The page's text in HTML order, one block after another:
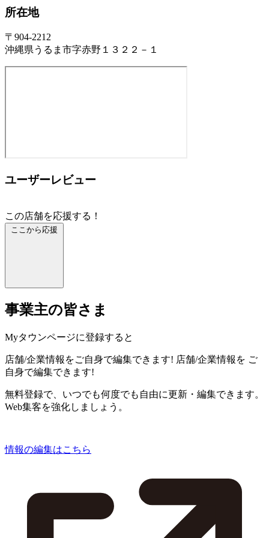
所在地
〒904-2212
沖縄県うるま市字赤野１３２２－１
ユーザーレビュー
この店舗を応援する！
ここから応援
事業主の皆さま
Myタウンページに登録すると
店舗/企業情報をご自身で編集できます! 店舗/企業情報を ご
自身で編集できます!
無料登録で、いつでも何度でも自由に更新・編集できます。
Web集客を強化しましょう。
情報の編集はこちら